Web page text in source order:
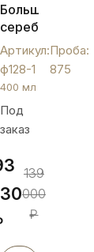
Большой
серебряный
фужер
с
цветной
эмалью
для
вина,
1
Артикул:
ф128-1
Проба:
875
400 мл
Под
заказ
139
000
₽